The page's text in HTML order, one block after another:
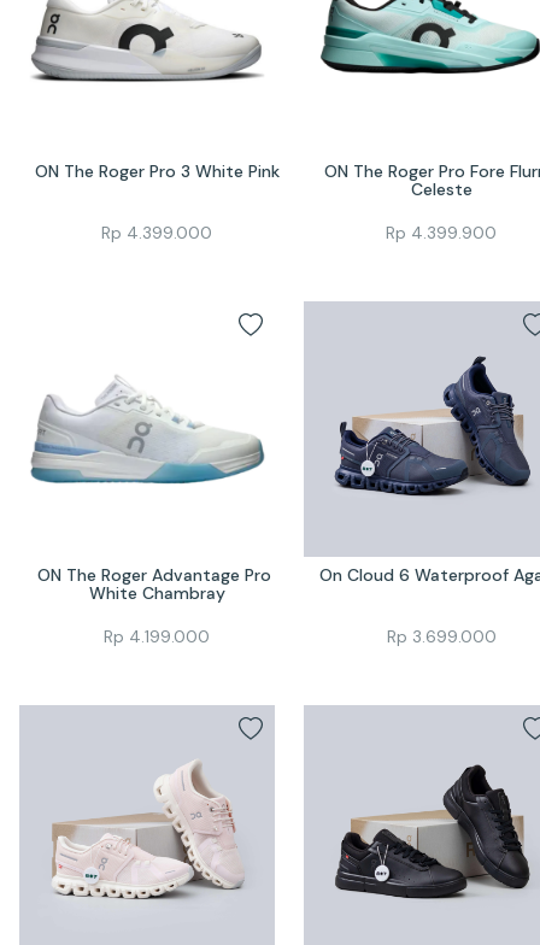
ON The Roger Pro 3 White Pink
Rp 4.399.000
ON The Roger Pro Fore
Celeste
Rp 4.399.900
ON The Roger Advantage Pro
White Chambray
Rp 4.199.000
On Cloud 6 Waterproof
Rp 3.699.000